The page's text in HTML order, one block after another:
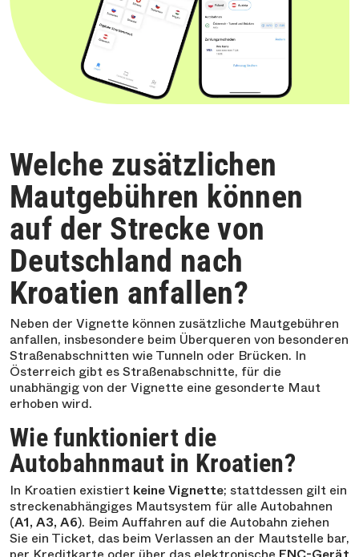
Welche zusätzlichen
Mautgebühren können
auf der Strecke von
Deutschland nach
Kroatien anfallen?
Neben der Vignette können zusätzliche Mautgebühren
anfallen, insbesondere beim Überqueren von besonderen
Straßenabschnitten wie Tunneln oder Brücken. In
Österreich gibt es Straßenabschnitte, für die
unabhängig von der Vignette eine gesonderte Maut
erhoben wird.
Wie funktioniert die
Autobahnmaut in Kroatien?
In Kroatien existiert keine Vignette; stattdessen gilt ein
streckenabhängiges Mautsystem für alle Autobahnen
(A1, A3, A6). Beim Auffahren auf die Autobahn ziehen
Sie ein Ticket, das beim Verlassen an der Mautstelle bar,